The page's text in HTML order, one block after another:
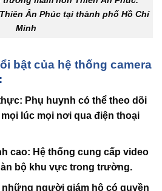
Ân Phúc tại thành phố Hồ Chí
Minh
bật của hệ thống camera
: Phụ huynh có thể theo dõi
lúc mọi nơi qua điện thoại
cao: Hệ thống cung cấp video
bộ khu vực trong trường.
những người giám hộ có quyền